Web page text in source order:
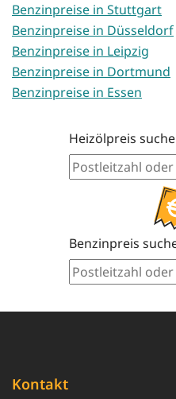
Benzinpreise in Stuttgart
Benzinpreise in Düsseldorf
Benzinpreise in Leipzig
Benzinpreise in Dortmund
Benzinpreise in Essen
Heizölpreis
Benzinpreis
Kontakt